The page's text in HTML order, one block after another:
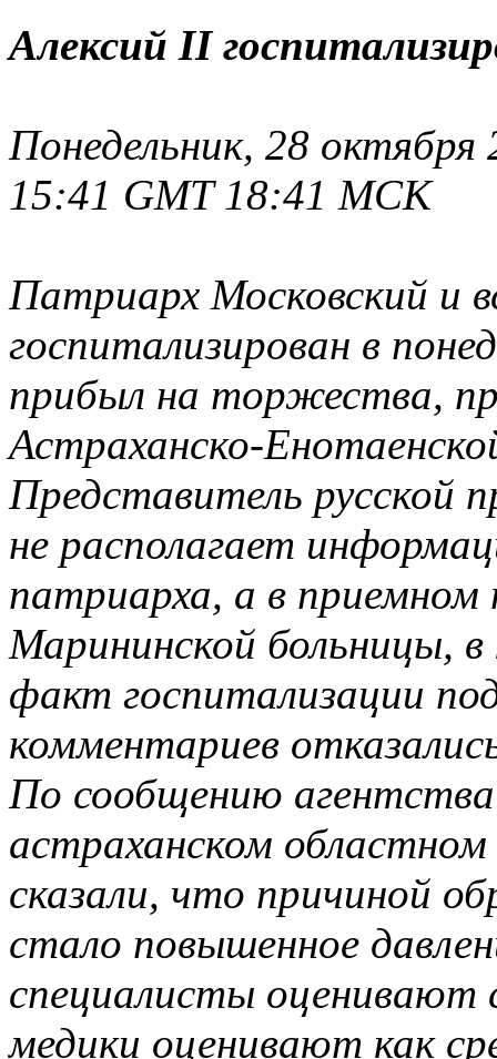
Алексий II
Понедельник, 28 октября
15:41 GMT 18:41 MCK
Патриарх Московский и
госпитализирован в
прибыл на торжества,
Астраханско-
Представитель русской
не располагает
патриарха, а в приемном
Марининской больницы,
факт госпитализации
комментариев
По сообщению
астраханском
сказали, что причиной
стало повышенное
специалисты оценивают
медики оценивают как